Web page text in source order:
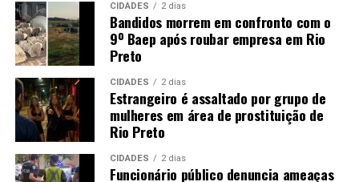
CIDADES 2 dias
Bandidos morrem em confronto com o
9º Baep após roubar empresa em Rio
Preto
CIDADES 2 dias
Estrangeiro é assaltado por grupo de
mulheres em área de prostituição de
Rio Preto
CIDADES 2 dias
Funcionário público denuncia ameaças